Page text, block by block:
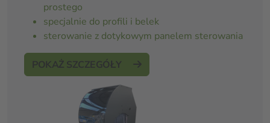
prostego
specjalnie do profili i belek
sterowanie z dotykowym panelem sterowania
POKAŻ SZCZEGÓŁY